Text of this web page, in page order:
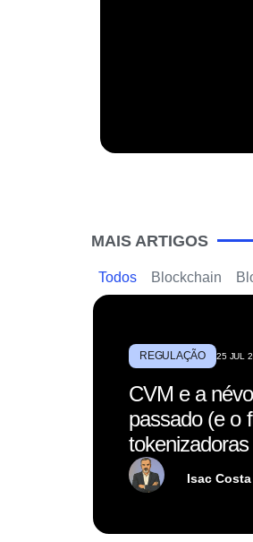
MAIS ARTIGOS
Blockchain
Todos
REGULAÇÃO 25 JUL
CVM e a
passado (e o
tokenizadoras
Isac Costa